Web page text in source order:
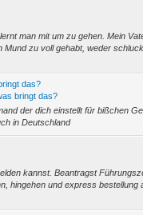
man mit um zu gehen. Mein
Mund zu voll gehabt, weder
das?
bringt das?
der dich einstellt für bißchen
in Deutschland
kannst. Beantragst
hingehen und express bestellung